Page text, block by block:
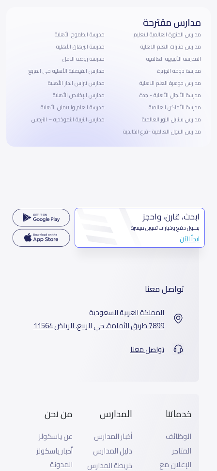
مدارس مقترحة
مدارس المنورة العالمية للتعليم
مدارس منارات العلم الاهلية
المدرسة الأثيوبية العالمية
مدرسة دوحة الجزيرة
مدارس جوهرة العلم الاهلية
مدرسة الأنجال الأهلية - جدة
مدرسة الأماكن العالمية
مدارس سنابل النور العالمية
مدارس البتول العالمية -فرع الخالدية
مدرسة الطموح الأهلية
مدرسة البرهان الأهلية
مدرسة روضة الامل
مدارس الفيصلية الأهلية حى المربع
مدارس نبراس الدار الأهلية
مدارس الإخلاص الأهلية
مدرسة العلم والايمان الأهلية
مدارس التربية النموذجية – النرجس
ابحث، قارن، واحجز
بحلول دفع وخيارات تمويل ميسرة
ابدأ الآن
تواصل معنا
المملكة العربية السعودية
7899 طريق الثمامة، حي الربيع، الرياض 11564
تواصل معنا
خدماتنا
الوظائف
المتاجر
الإعلان مع
المدارس
أخبار المدارس
دليل المدارس
خريطة المدارس
من نحن
عن ياسكولز
أخبار ياسكولز
المدونة